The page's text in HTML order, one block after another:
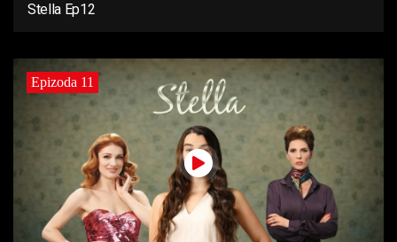
Stella Ep12
Epizoda 11